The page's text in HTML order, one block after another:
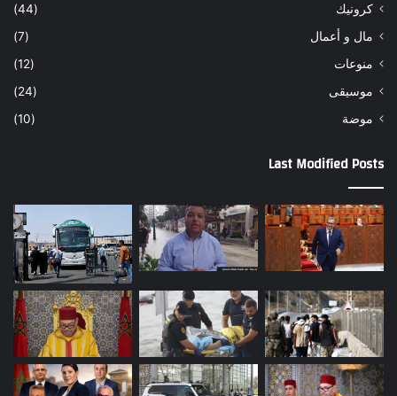
كرونيك
(44)
مال و أعمال
(7)
منوعات
(12)
موسيقى
(24)
موضة
(10)
Last Modified Posts